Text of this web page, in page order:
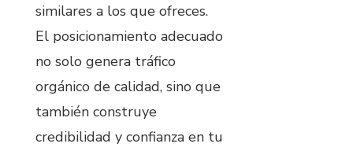
similares a los que ofreces.
El posicionamiento adecuado
no solo genera tráfico
orgánico de calidad, sino que
también construye
credibilidad y confianza en tu